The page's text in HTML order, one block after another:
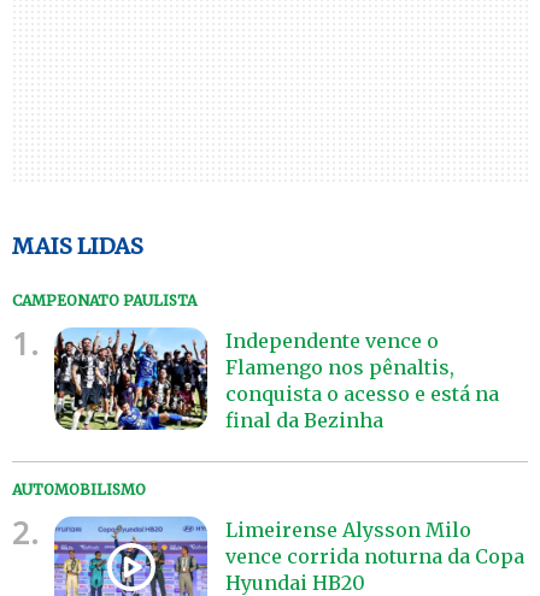
MAIS LIDAS
CAMPEONATO PAULISTA
1.
Independente vence o
Flamengo nos pênaltis,
conquista o acesso e está na
final da Bezinha
AUTOMOBILISMO
2.
Limeirense Alysson Milo
vence corrida noturna da Copa
Hyundai HB20